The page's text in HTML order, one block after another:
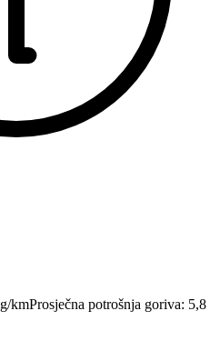
g/kmProsječna potrošnja goriva: 5,8